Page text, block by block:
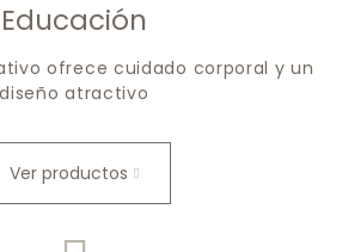
Educación
ofrece cuidado corporal y un
diseño atractivo
Ver productos